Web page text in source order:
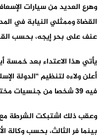
وهرع العديد من سيارات
القضاة وممثلي النيابة في
عنف على بحر إيجه، بحسب
يأتي هذا الاعتداء بعد
أعلن ولاءه لتنظيم “الدولة
فيه 39 شخصا من جنسيات مختلفة.
وعقب ذلك اشتبكت الشرطة مع
بينما فر الثالث، بحسب وكالة